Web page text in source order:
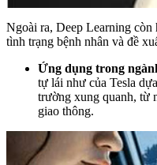
Ngoài ra, Deep Learning còn
tình trạng bệnh nhân và đề
Ứng dụng trong
tự lái như của Tesla
trường xung quanh, từ
giao thông.